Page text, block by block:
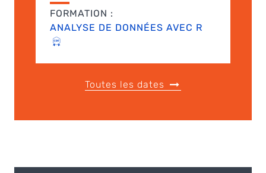
FORMATION :
ANALYSE DE DONNÉES AVEC R
Toutes les dates